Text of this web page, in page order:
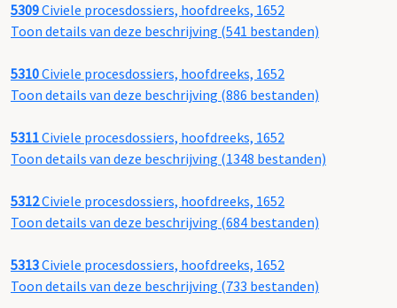
5309Civiele procesdossiers, hoofdreeks, 1652
Toon details van deze beschrijving (541 bestanden)
5310Civiele procesdossiers, hoofdreeks, 1652
Toon details van deze beschrijving (886 bestanden)
5311Civiele procesdossiers, hoofdreeks, 1652
Toon details van deze beschrijving (1348 bestanden)
5312Civiele procesdossiers, hoofdreeks, 1652
Toon details van deze beschrijving (684 bestanden)
5313Civiele procesdossiers, hoofdreeks, 1652
Toon details van deze beschrijving (733 bestanden)